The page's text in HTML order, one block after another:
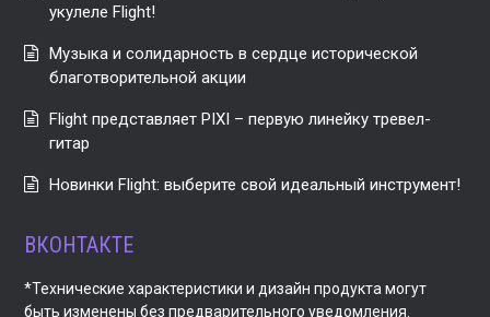
укулеле Flight!
Музыка и солидарность в сердце исторической
благотворительной акции
Flight представляет PIXI – первую линейку тревел-
гитар
Новинки Flight: выберите свой идеальный инструмент!
ВКОНТАКТЕ
*Технические характеристики и дизайн продукта могут
быть изменены без предварительного уведомления.